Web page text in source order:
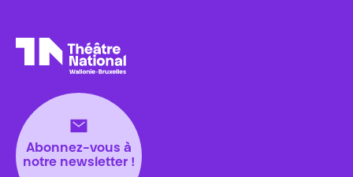
Abonnez-vous à
notre newsletter !